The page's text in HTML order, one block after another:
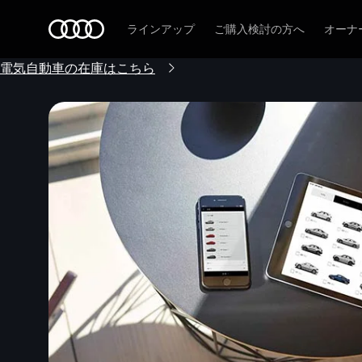
ラインアップ ご購入検討の方へ オーナ
電気自動車の在庫はこちら